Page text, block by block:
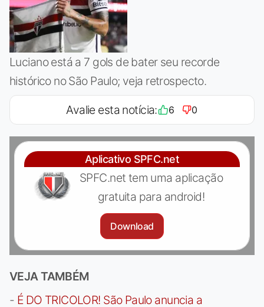
Luciano está a 7 gols de bater seu recorde
histórico no São Paulo; veja retrospecto.
Avalie esta notícia: 6 0
Aplicativo SPFC.net
SPFC.net tem uma aplicação
gratuita para android!
Download
VEJA TAMBÉM
- É DO TRICOLOR! São Paulo anuncia a